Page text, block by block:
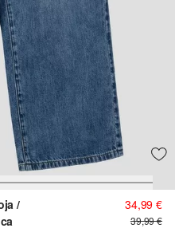
/
34,99 €
39,99 €